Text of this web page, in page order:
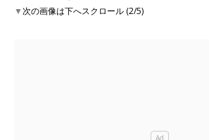
▼次の画像は下へスクロール (2/5)